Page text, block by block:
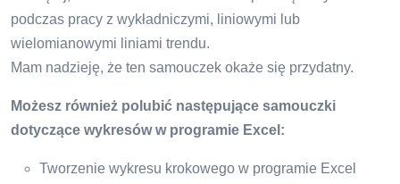
podczas pracy z wykładniczymi, liniowymi lub
wielomianowymi liniami trendu.
Mam nadzieję, że ten samouczek okaże się przydatny.
Możesz również polubić następujące samouczki
dotyczące wykresów w programie Excel:
Tworzenie wykresu krokowego w programie Excel